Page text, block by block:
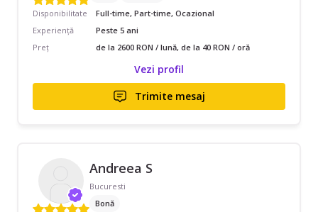
Disponibilitate
Full-time, Part-time, Ocazional
Experiență
Peste 5 ani
Preț
de la 2600 RON / lună, de la 40 RON / oră
Vezi profil
Trimite mesaj
Andreea S
Bucuresti
Bonă